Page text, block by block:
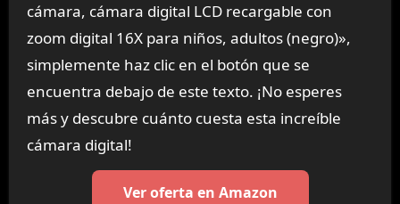
cámara, cámara digital LCD recargable con
zoom digital 16X para niños, adultos (negro)»,
simplemente haz clic en el botón que se
encuentra debajo de este texto. ¡No esperes
más y descubre cuánto cuesta esta increíble
cámara digital!
Ver oferta en Amazon